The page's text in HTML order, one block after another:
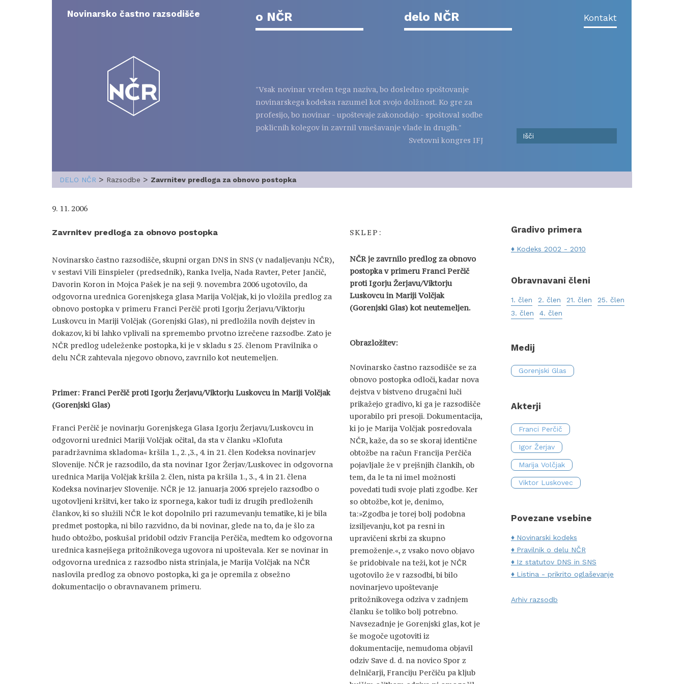
contentNovinarsko častno razsodišče o NČR delo NČR Kontakt
"Vsak novinar vreden tega naziva, bo dosledno spoštovanje
novinarskega kodeksa razumel kot svojo dolžnost. Ko gre za
profesijo, bo novinar - upoštevaje zakonodajo - spoštoval sodbe
poklicnih kolegov in zavrnil vmešavanje vlade in drugih."
Svetovni kongres IFJ
DELO NČR > Razsodbe > Zavrnitev predloga za obnovo postopka
9. 11. 2006
Zavrnitev predloga za obnovo postopka
Novinarsko častno razsodišče, skupni organ DNS in SNS (v nadaljevanju NČR),
v sestavi Vili Einspieler (predsednik), Ranka Ivelja, Nada Ravter, Peter Jančič,
Davorin Koron in Mojca Pašek je na seji 9. novembra 2006 ugotovilo, da
odgovorna urednica Gorenjskega glasa Marija Volčjak, ki jo vložila predlog za
obnovo postopka v primeru Franci Perčič proti Igorju Žerjavu/Viktorju
Luskovcu in Mariji Volčjak (Gorenjski Glas), ni predložila novih dejstev in
dokazov, ki bi lahko vplivali na spremembo prvotno izrečene razsodbe. Zato je
NČR predlog udeleženke postopka, ki je v skladu s 25. členom Pravilnika o
delu NČR zahtevala njegovo obnovo, zavrnilo kot neutemeljen.
Primer: Franci Perčič proti Igorju Žerjavu/Viktorju Luskovcu in Mariji Volčjak
(Gorenjski Glas)
Franci Perčič je novinarju Gorenjskega Glasa Igorju Žerjavu/Luskovcu in
odgovorni urednici Mariji Volčjak očital, da sta v članku »Klofuta
paradržavnima skladoma« kršila 1., 2. ,3., 4. in 21. člen Kodeksa novinarjev
Slovenije. NČR je razsodilo, da sta novinar Igor Žerjav/Luskovec in odgovorna
urednica Marija Volčjak kršila 2. člen, nista pa kršila 1., 3., 4. in 21. člena
Kodeksa novinarjev Slovenije. NČR je 12. januarja 2006 sprejelo razsodbo o
ugotovljeni kršitvi, ker tako iz spornega, kakor tudi iz drugih predloženih
člankov, ki so služili NČR le kot dopolnilo pri razumevanju tematike, ki je bila
predmet postopka, ni bilo razvidno, da bi novinar, glede na to, da je šlo za
hudo obtožbo, poskušal pridobil odziv Francija Perčiča, medtem ko odgovorna
urednica kasnejšega pritožnikovega ugovora ni upoštevala. Ker se novinar in
odgovorna urednica z razsodbo nista strinjala, je Marija Volčjak na NČR
naslovila predlog za obnovo postopka, ki ga je opremila z obsežno
dokumentacijo o obravnavanem primeru.
SKLEP:
NČR je zavrnilo predlog za obnovo
postopka v primeru Franci Perčič
proti Igorju Žerjavu/Viktorju
Luskovcu in Mariji Volčjak
(Gorenjski Glas) kot neutemeljen.
Obrazložitev:
Novinarsko častno razsodišče se za
obnovo postopka odloči, kadar nova
dejstva v bistveno drugačni luči
prikažejo gradivo, ki ga je razsodišče
uporabilo pri presoji. Dokumentacija,
ki jo je Marija Volčjak posredovala
NČR, kaže, da so se skoraj identične
obtožbe na račun Francija Perčiča
pojavljale že v prejšnjih člankih, ob
tem, da le ta ni imel možnosti
povedati tudi svoje plati zgodbe. Ker
so obtožbe, kot je, denimo,
ta:»Zgodba je torej bolj podobna
izsiljevanju, kot pa resni in
upravičeni skrbi za skupno
premoženje.«, z vsako novo objavo
še pridobivale na teži, kot je NČR
ugotovilo že v razsodbi, bi bilo
novinarjevo upoštevanje
pritožnikovega odziva v zadnjem
članku še toliko bolj potrebno.
Navsezadnje je Gorenjski glas, kot je
še mogoče ugotoviti iz
dokumentacije, nemudoma objavil
odziv Save d. d. na novico Spor z
delničarji, Franciju Perčiču pa kljub
Gradivo primera
Kodeks 2002 - 2010
Obravnavani členi
1. člen 2. člen 21. člen
25. člen
3. člen
4. člen
Medij
Gorenjski Glas
Akterji
Franci Perčič
Igor Žerjav
Marija Volčjak
Viktor Luskovec
Povezane vsebine
Novinarski kodeks
Pravilnik o delu NČR
Iz statutov DNS in SNS
Listina - prikrito oglaševanje
Arhiv razsodb